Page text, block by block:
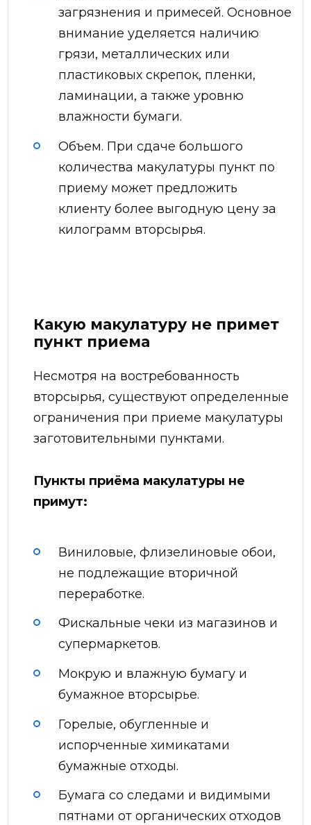
загрязнения и примесей. Основное
внимание уделяется наличию
грязи, металлических или
пластиковых скрепок, пленки,
ламинации, а также уровню
влажности бумаги.
Объем. При сдаче большого
количества макулатуры пункт по
приему может предложить
клиенту более выгодную цену за
килограмм вторсырья.
Какую макулатуру не примет
пункт приема
Несмотря на востребованность
вторсырья, существуют определенные
ограничения при приеме макулатуры
заготовительными пунктами.
Пункты приёма макулатуры не
примут:
Виниловые, флизелиновые обои,
не подлежащие вторичной
переработке.
Фискальные чеки из магазинов и
супермаркетов.
Мокрую и влажную бумагу и
бумажное вторсырье.
Горелые, обугленные и
испорченные химикатами
бумажные отходы.
Бумага со следами и видимыми
пятнами от органических отходов